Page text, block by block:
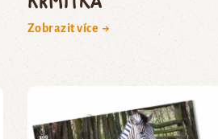
Zobrazit více →